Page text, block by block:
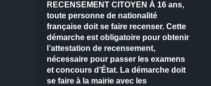
RECENSEMENT CITOYEN À 16 ans,
toute personne de nationalité
française doit se faire recenser. Cette
démarche est obligatoire pour obtenir
l’attestation de recensement,
nécessaire pour passer les examens
et concours d’État.La démarche doit
se faire à la mairie avec les